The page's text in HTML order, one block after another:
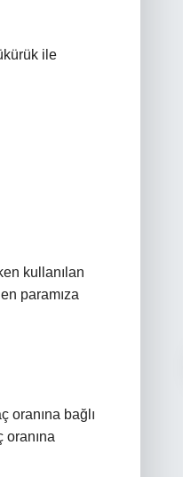
ile
kullanılan
paramıza
oranına bağlı